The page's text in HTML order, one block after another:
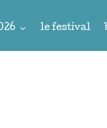
le festival